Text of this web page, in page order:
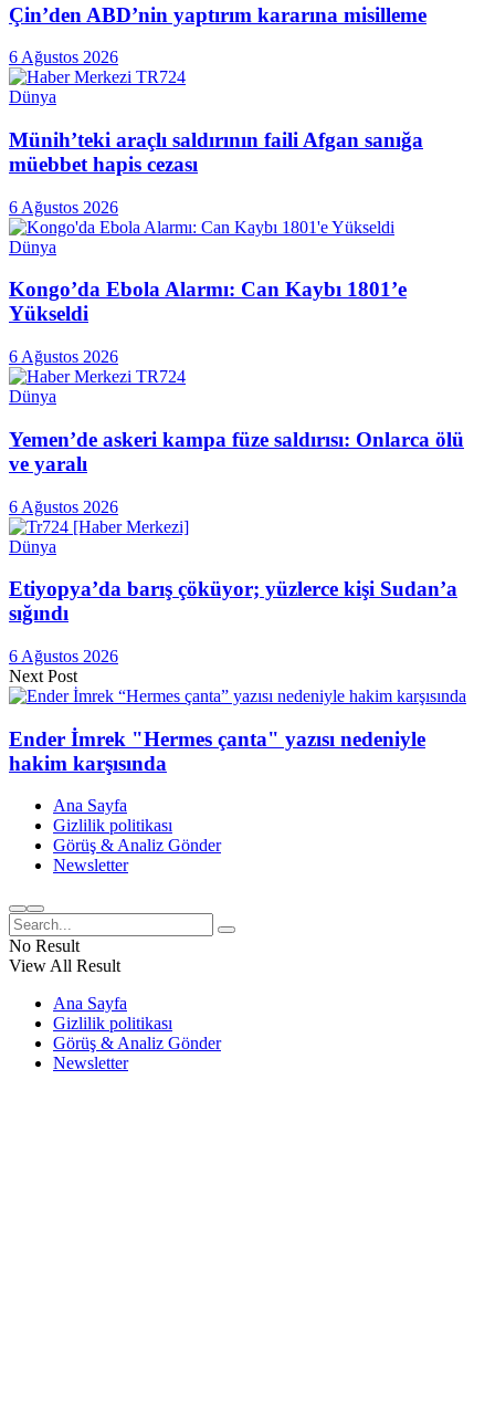
Çin’den ABD’nin yaptırım kararına misilleme
6 Ağustos 2026
Dünya
Münih’teki araçlı saldırının faili Afgan sanığa
müebbet hapis cezası
6 Ağustos 2026
Dünya
Kongo’da Ebola Alarmı: Can Kaybı 1801’e
Yükseldi
6 Ağustos 2026
Dünya
Yemen’de askeri kampa füze saldırısı: Onlarca ölü
ve yaralı
6 Ağustos 2026
Dünya
Etiyopya’da barış çöküyor; yüzlerce kişi Sudan’a
sığındı
6 Ağustos 2026
Next Post
Ender İmrek "Hermes çanta" yazısı nedeniyle
hakim karşısında
Ana Sayfa
Gizlilik politikası
Görüş & Analiz Gönder
Newsletter
No Result
View All Result
Ana Sayfa
Gizlilik politikası
Görüş & Analiz Gönder
Newsletter